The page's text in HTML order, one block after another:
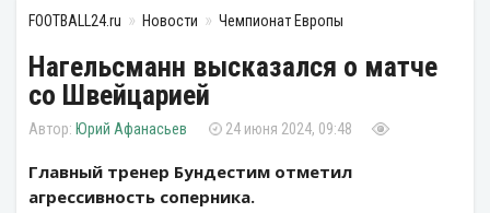
FOOTBALL24.ru Новости Чемпионат Европы
Нагельсманн высказался о матче
со Швейцарией
Юрий Афанасьев 24 июня 2024, 09:48
Главный тренер Бундестим отметил
агрессивность соперника.